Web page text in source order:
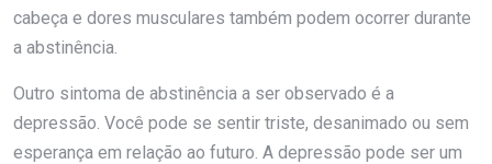
cabeça e dores musculares também podem ocorrer durante
a abstinência.
Outro sintoma de abstinência a ser observado é a
depressão. Você pode se sentir triste, desanimado ou sem
esperança em relação ao futuro. A depressão pode ser um